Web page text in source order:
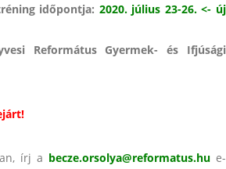
időpontja: 2020. július 23-26. <- új
Református Gyermek- és Ifjúsági
írj a becze.orsolya@reformatus.hu e-